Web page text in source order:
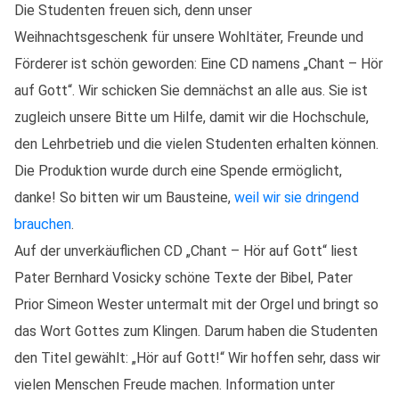
Die Studenten freuen sich, denn unser
Weihnachtsgeschenk für unsere Wohltäter, Freunde und
Förderer ist schön geworden: Eine CD namens „Chant – Hör
auf Gott“. Wir schicken Sie demnächst an alle aus. Sie ist
zugleich unsere Bitte um Hilfe, damit wir die Hochschule,
den Lehrbetrieb und die vielen Studenten erhalten können.
Die Produktion wurde durch eine Spende ermöglicht,
danke! So bitten wir um Bausteine, weil wir sie dringend
brauchen.
Auf der unverkäuflichen CD „Chant – Hör auf Gott“ liest
Pater Bernhard Vosicky schöne Texte der Bibel, Pater
Prior Simeon Wester untermalt mit der Orgel und bringt so
das Wort Gottes zum Klingen. Darum haben die Studenten
den Titel gewählt: „Hör auf Gott!“ Wir hoffen sehr, dass wir
vielen Menschen Freude machen. Information unter